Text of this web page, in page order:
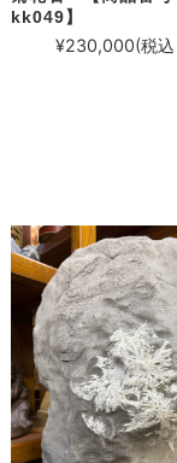
kk049】
¥230,000(税